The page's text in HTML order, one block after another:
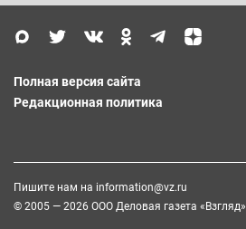
Полная версия сайта
Редакционная политика
Пишите нам на information@vz.ru
© 2005 — 2026 ООО Деловая газета «Взгляд»